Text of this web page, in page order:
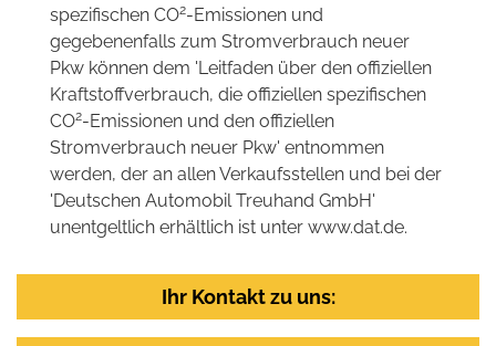
spezifischen CO2-Emissionen und
gegebenenfalls zum Stromverbrauch neuer
Pkw können dem 'Leitfaden über den offiziellen
Kraftstoffverbrauch, die offiziellen spezifischen
CO2-Emissionen und den offiziellen
Stromverbrauch neuer Pkw' entnommen
werden, der an allen Verkaufsstellen und bei der
'Deutschen Automobil Treuhand GmbH'
unentgeltlich erhältlich ist unter www.dat.de.
Ihr Kontakt zu uns: